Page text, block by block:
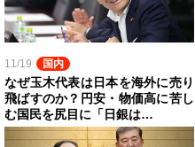
11/19 国内
なぜ玉木代表は日本を海外に売り
飛ばすのか？円安・物価高に苦し
む国民を尻目に「日銀は…